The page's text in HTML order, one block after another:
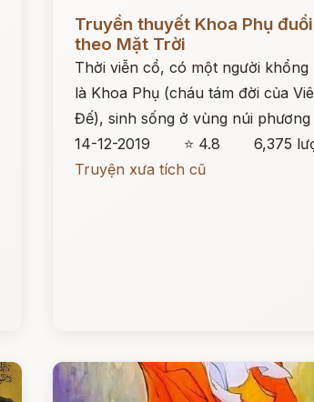
Đọc ngay
Truyền thuyết Khoa Phụ đuổi
theo Mặt Trời
Thời viễn cổ, có một người khổng
là Khoa Phụ (cháu tám đời của
Đế), sinh sống ở vùng núi phương
14-12-2019
⭐ 4.8
6,375
Truyện xưa tích cũ